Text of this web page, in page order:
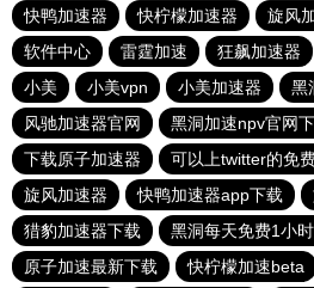
快鸭加速器
快柠檬加速器 旋风
软件中心
雷霆加速 狂飙加速器
小美
小美vpn 小美加速器
黑
风驰加速器官网
黑洞加速npv官网
下载原子加速器
可以上twitter的免
旋风加速器
快鸭加速器app下载
猎豹加速器下载
黑洞每天免费1小
原子加速最新下载
快柠檬加速beta